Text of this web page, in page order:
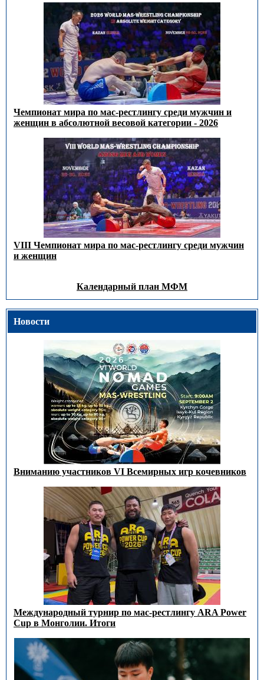
Чемпионат мира по мас-рестлингу среди мужчин и
женщин в абсолютной весовой категории - 2026
VIII Чемпионат мира по мас-рестлингу среди мужчин
и женщин
Календарный план МФМ
Новости
Вниманию участников VI Всемирных игр кочевников
Международный турнир по мас-рестлингу ARA Power
Cup в Монголии. Итоги